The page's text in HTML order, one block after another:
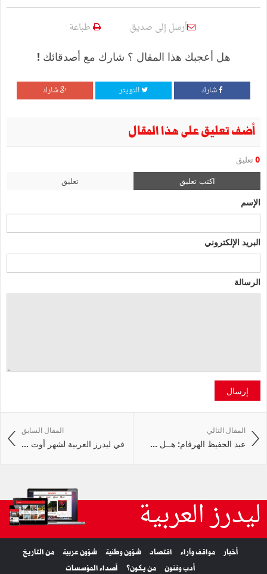
أرسل إلى صديق طباعة
هل أعجبك هذا المقال ؟ شارك مع أصدقائك !
شارك التويتر شارك
أضف تعليق على هذا المقال
0 تعليق
اكتب تعليق تعليق
الإسم
البريد الإلكتروني
الرسالة
إرسال
المقال السابق
في ليدرز العربية لشهر أوت ...
المقال التالي
عبد الحفيظ الهرڤام: هــل ...
ليدرز العربية
أخبار مواقف وآراء اقتصاد شؤون وطنية شؤون عربية
من التاريخ
أدب وفنون
من يكون؟ أصداء المؤسسات